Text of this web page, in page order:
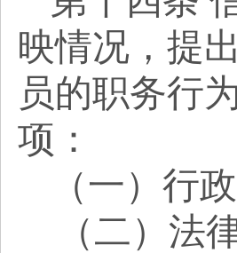
映情况，提
员的职务行
项：
（一）行
（二）法